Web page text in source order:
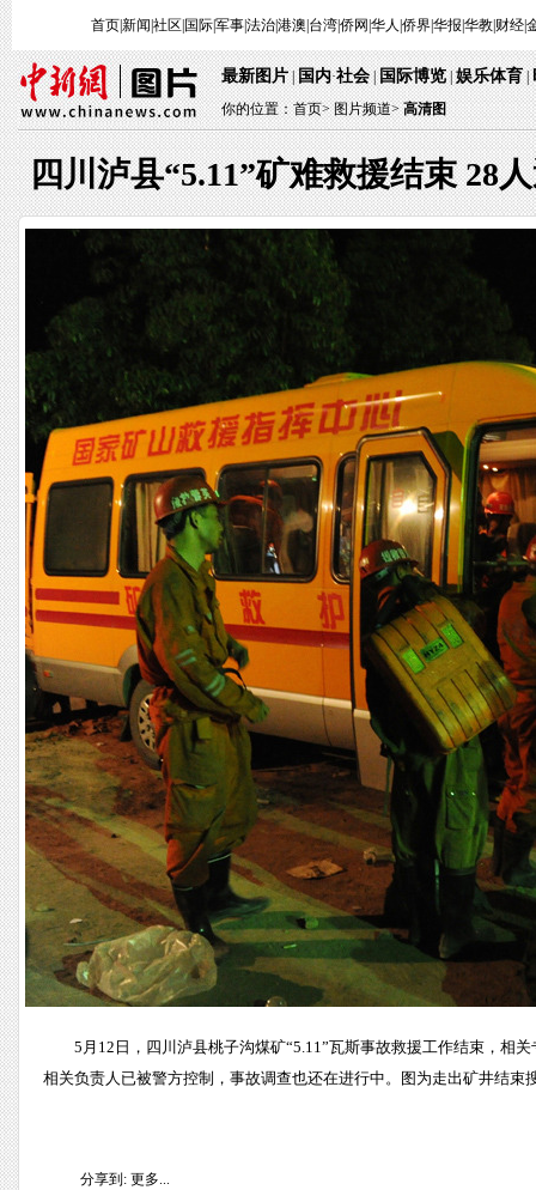
首页|新闻 社区 国际|军事|法治|港澳 台湾|侨网 华人 侨界|华报 华教| 财经|
最新图片|国内·社会|国际博览|娱乐体育|
你的位置：首页>图片频道> 高清图
四川泸县“5.11”矿难救援结束 28
5月12日，四川泸县桃子沟煤矿“5.11”瓦斯事故救援工作结束，相
相关负责人已被警方控制，事故调查也还在进行中。图为走出矿井结束
分享到: 更多...